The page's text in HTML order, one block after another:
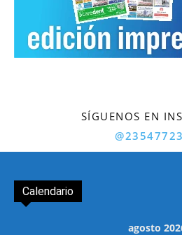
SÍGUENOS EN
Calendario
agosto